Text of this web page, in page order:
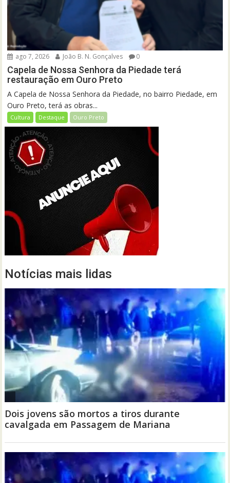
ago 7, 2026 João B. N. Gonçalves 0
Capela de Nossa Senhora da Piedade terá
restauração em Ouro Preto
A Capela de Nossa Senhora da Piedade, no bairro Piedade, em
Ouro Preto, terá as obras...
Cultura Destaque Ouro Preto
Notícias mais lidas